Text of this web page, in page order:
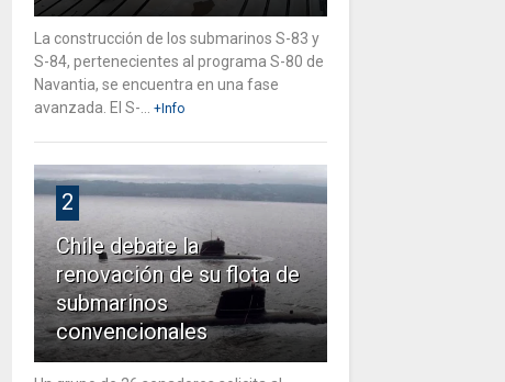
La construcción de los submarinos S-83 y
S-84, pertenecientes al programa S-80 de
Navantia, se encuentra en una fase
avanzada. El S-...
+Info
2
Chile debate la
renovación de su flota de
submarinos
convencionales